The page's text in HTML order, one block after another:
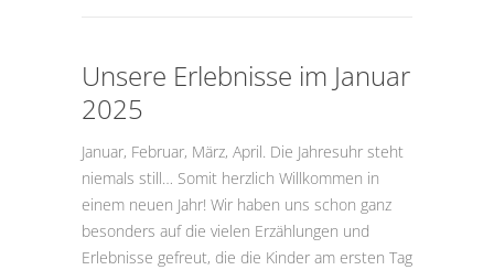
Unsere Erlebnisse im Januar
2025
Januar, Februar, März, April. Die Jahresuhr steht
niemals still… Somit herzlich Willkommen in
einem neuen Jahr! Wir haben uns schon ganz
besonders auf die vielen Erzählungen und
Erlebnisse gefreut, die die Kinder am ersten Tag